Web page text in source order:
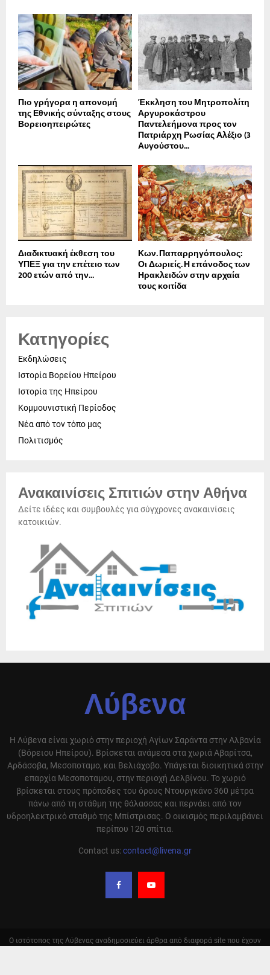
Πιο γρήγορα η απονοµή
της Εθνικής σύνταξης στους
Βορειοηπειρώτες
Έκκληση του Μητροπολίτη
Αργυροκάστρου
Παντελεήμονα προς τον
Πατριάρχη Ρωσίας Αλέξιο (3
Αυγούστου...
Διαδικτυακή έκθεση του
ΥΠΕΞ για την επέτειο των
200 ετών από την...
Κων. Παπαρρηγόπουλος:
Οι Δωριείς. Η επάνοδος των
Ηρακλειδών στην αρχαία
τους κοιτίδα
Κατηγορίες
Εκδηλώσεις
Ιστορία Βορείου Ηπείρου
Ιστορία της Ηπείρου
Κομμουνιστική Περίοδος
Νέα από τον τόπο μας
Πολιτισμός
Ανακαινίσεις Σπιτιών στην Αθήνα
Δείτε ιδέες και συμβουλές για σύγχρονες ανακαινίσεις
κατοικιών.
Λύβενα
Η Λύβενα είναι χωριό στην περιοχή Αγίων Σαράντα στην Αλβανία
(Βόρειου Ηπείρου). Βρίσκεται ανάμεσα στα χωριά Αβαρίτσα,
Αρδάσοβα, Μεσοποταμο, και Βελιάχοβο. Υπάγεται διοικητικά στην
επαρχία Μεσοποταμου, στην περιοχή Δελβίνου. Το χωριό
βρίσκεται στους πρόποδες του όρους Ντουργκάνο 360 μέτρα
πάνω από τη στάθμη της θάλασσας και περνάει από τον
υδροηλεκτρικό σταθμό της Μπίστρισας. Ο οικισμός περιλαμβάνει
περίπου 120 σπίτια.
Contact us:contact@livena.gr
Ο ιστότοπος της Λύβενας αναδημοσιεύει άρθρα από διαφορά site που έχουν